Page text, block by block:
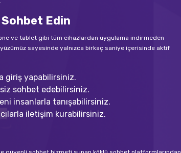
Edin
ve tablet gibi tüm cihazlardan uygulama indirmeden
sayesinde yalnızca birkaç saniye içerisinde aktif
giriş yapabilirsiniz.
sohbet edebilirsiniz.
insanlarla tanışabilirsiniz.
iletişim kurabilirsiniz.